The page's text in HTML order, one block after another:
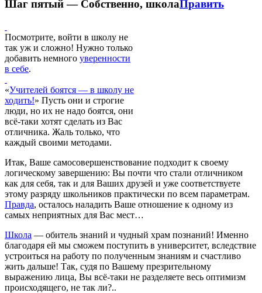
Шаг пятый — Собственно, школаПравить
Посмотрите, войти в школу не
так уж и сложно! Нужно только
добавить немного уверенности
в себе.
«Учителей боятся — в школу не
ходить!» Пусть они и строгие
люди, но их не надо боятся, они
всё-таки хотят сделать из Вас
отличника. Жаль только, что
каждый своими методами.
Итак, Ваше самосовершенствование подходит к своему
логическому завершению: Вы почти что стали отличником
как для себя, так и для Ваших друзей и уже соответствуете
этому разряду школьников практически по всем параметрам.
Правда, осталось наладить Ваше отношение к одному из
самых неприятных для Вас мест…
Школа — обитель знаний и чудный храм познаний! Именно
благодаря ей мы сможем поступить в университет, вследствие
устроиться на работу по полученным знаниям и счастливо
жить дальше! Так, судя по Вашему презрительному
выражению лица, Вы всё-таки не разделяете весь оптимизм
происходящего, не так ли?..